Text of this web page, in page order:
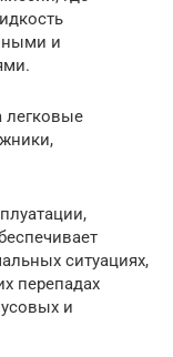
и
легковые
ситуациях,
перепадах
и